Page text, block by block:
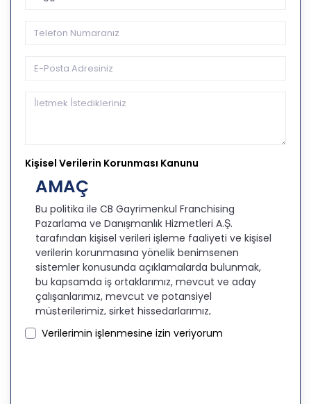
Kişisel Verilerin Korunması Kanunu
AMAÇ
Bu politika ile CB Gayrimenkul Franchising
Pazarlama ve Danışmanlık Hizmetleri A.Ş.
tarafından kişisel verileri işleme faaliyeti ve kişisel
verilerin korunmasına yönelik benimsenen
sistemler konusunda açıklamalarda bulunmak,
bu kapsamda iş ortaklarımız, mevcut ve aday
çalışanlarımız, mevcut ve potansiyel
müşterilerimiz, şirket hissedarlarımız,
üzer kişisel verileri şirketimiz tarafından işlenen
Verilerimin işlenmesine izin veriyorum